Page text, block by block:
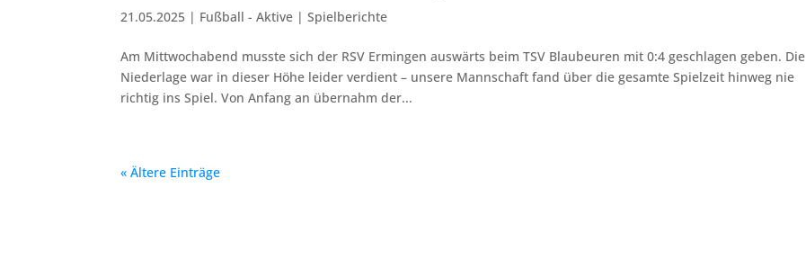
21.05.2025 | Fußball - Aktive | Spielberichte
Am Mittwochabend musste sich der RSV Ermingen auswärts beim TSV Blaubeuren mit 0:4 geschlagen geben. Die
Niederlage war in dieser Höhe leider verdient – unsere Mannschaft fand über die gesamte Spielzeit hinweg nie
richtig ins Spiel. Von Anfang an übernahm der...
« Ältere Einträge